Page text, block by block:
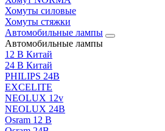
Хомуты силовые
Хомуты стяжки
Автомобильные лампы
Автомобильные лампы
12 В Китай
24 В Китай
PHILIPS 24В
EXCELITE
NEOLUX 12v
NEOLUX 24В
Osram 12 В